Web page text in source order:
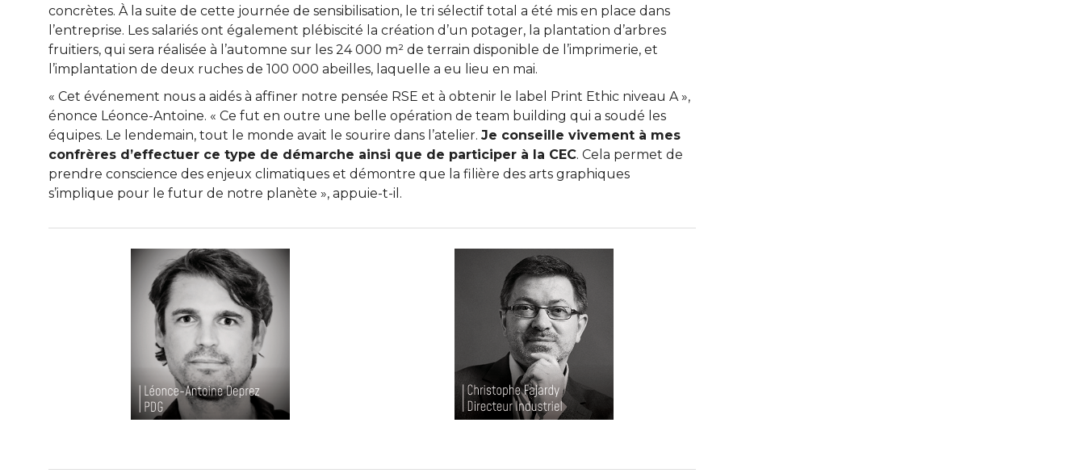
concrètes. À la suite de cette journée de sensibilisation, le tri sélectif total a été mis en place dans
l’entreprise. Les salariés ont également plébiscité la création d’un potager, la plantation d’arbres
fruitiers, qui sera réalisée à l’automne sur les 24 000 m² de terrain disponible de l’imprimerie, et
l’implantation de deux ruches de 100 000 abeilles, laquelle a eu lieu en mai.
« Cet événement nous a aidés à affiner notre pensée RSE et à obtenir le label Print Ethic niveau A »,
énonce Léonce-Antoine. « Ce fut en outre une belle opération de team building qui a soudé les
équipes. Le lendemain, tout le monde avait le sourire dans l’atelier. Je conseille vivement à mes
confrères d’effectuer ce type de démarche ainsi que de participer à la CEC. Cela permet de
prendre conscience des enjeux climatiques et démontre que la filière des arts graphiques
s’implique pour le futur de notre planète », appuie-t-il.